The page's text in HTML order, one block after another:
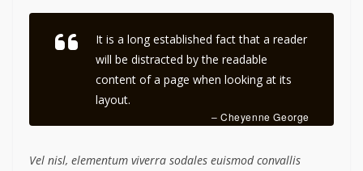
It is a long established fact that a reader
will be distracted by the readable
content of a page when looking at its
layout.
– Cheyenne George
Vel nisl, elementum viverra sodales euismod convallis